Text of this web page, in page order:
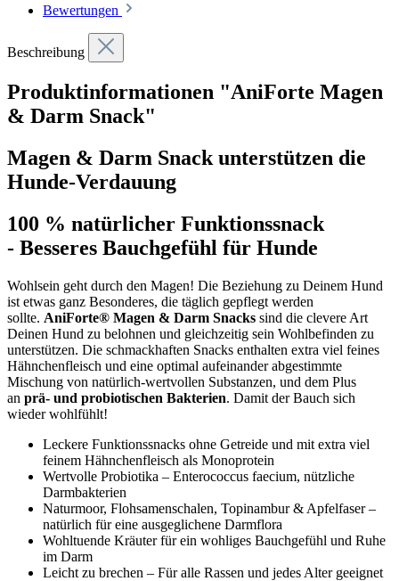
Bewertungen
Beschreibung
Produktinformationen "AniForte Magen
& Darm Snack"
Magen & Darm Snack unterstützen die
Hunde-Verdauung
100 % natürlicher Funktionssnack
- Besseres Bauchgefühl für Hunde
Wohlsein geht durch den Magen! Die Beziehung zu Deinem Hund
ist etwas ganz Besonderes, die täglich gepflegt werden
sollte. AniForte® Magen & Darm Snacks sind die clevere Art
Deinen Hund zu belohnen und gleichzeitig sein Wohlbefinden zu
unterstützen. Die schmackhaften Snacks enthalten extra viel feines
Hähnchenfleisch und eine optimal aufeinander abgestimmte
Mischung von natürlich-wertvollen Substanzen, und dem Plus
an prä- und probiotischen Bakterien. Damit der Bauch sich
wieder wohlfühlt!
Leckere Funktionssnacks ohne Getreide und mit extra viel
feinem Hähnchenfleisch als Monoprotein
Wertvolle Probiotika – Enterococcus faecium, nützliche
Darmbakterien
Naturmoor, Flohsamenschalen, Topinambur & Apfelfaser –
natürlich für eine ausgeglichene Darmflora
Wohltuende Kräuter für ein wohliges Bauchgefühl und Ruhe
im Darm
Leicht zu brechen – Für alle Rassen und jedes Alter geeignet